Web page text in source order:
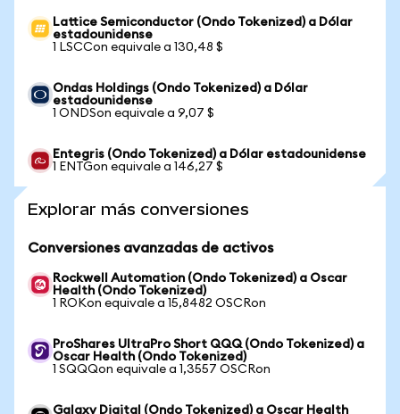
Lattice Semiconductor (Ondo Tokenized) a Dólar
estadounidense
1 LSCCon equivale a 130,48 $
Ondas Holdings (Ondo Tokenized) a Dólar
estadounidense
1 ONDSon equivale a 9,07 $
Entegris (Ondo Tokenized) a Dólar estadounidense
1 ENTGon equivale a 146,27 $
Explorar más conversiones
Conversiones avanzadas de activos
Rockwell Automation (Ondo Tokenized) a Oscar
Health (Ondo Tokenized)
1 ROKon equivale a 15,8482 OSCRon
ProShares UltraPro Short QQQ (Ondo Tokenized) a
Oscar Health (Ondo Tokenized)
1 SQQQon equivale a 1,3557 OSCRon
Galaxy Digital (Ondo Tokenized) a Oscar Health